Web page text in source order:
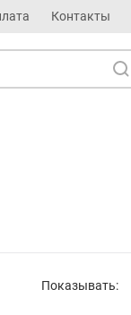
Контакты
Показывать: